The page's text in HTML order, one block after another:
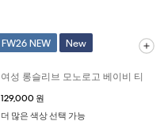
FW26 NEW New
여성 롱슬리브 모노로고 베이비 티
129,000 원
더 많은 색상 선택 가능